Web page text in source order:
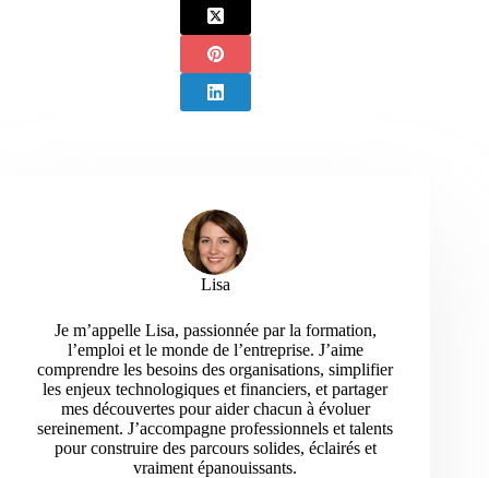
Lisa
Je m’appelle Lisa, passionnée par la formation,
l’emploi et le monde de l’entreprise. J’aime
comprendre les besoins des organisations, simplifier
les enjeux technologiques et financiers, et partager
mes découvertes pour aider chacun à évoluer
sereinement. J’accompagne professionnels et talents
pour construire des parcours solides, éclairés et
vraiment épanouissants.